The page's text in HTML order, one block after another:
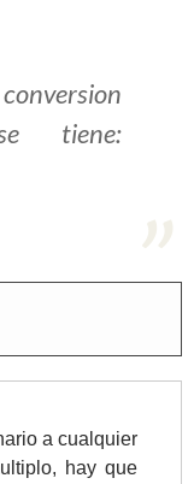
tiene:
a cualquier
hay que